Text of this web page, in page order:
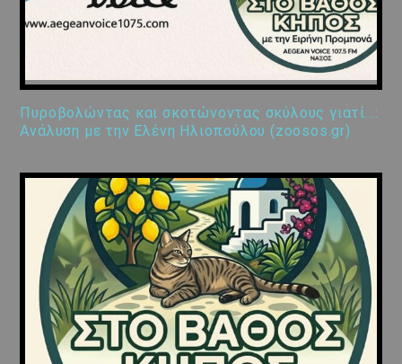
Πυροβολώντας και σκοτώνοντας σκύλους γιατί…:
Ανάλυση με την Ελένη Ηλιοπούλου (zoosos.gr)